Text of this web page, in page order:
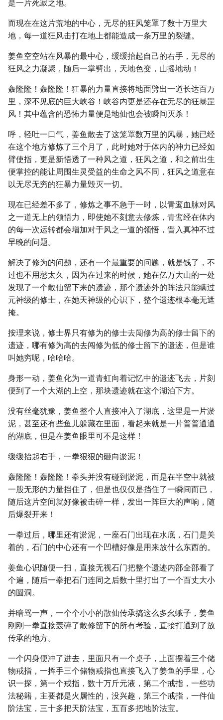
是一片死寂之地。
而现在在这片荒地的中心，无尽的狂风笼罩了数十万里大
地，每一道狂风击打在地上都能造成一条万里的裂缝。
姜鱼空空站在风暴的最中心，缓缓抬起自己的右手，无尽的
狂风之力凝聚，随后一掌劈出，天地色变，山摇地动！
轰隆隆！轰隆隆！狂暴的力量直接将地面劈出一道长达百万
里，深不见底的巨大峡谷！峡谷内更是还存在无尽的狂暴罡
风！其中蕴含的恐怖力量便是地仙也会被瞬间灭杀！
呼，轻吐一口气，姜鱼散去了这笼罩数万里的风暴，她已经
在这个地方修炼了三个月了，此时她对于体内的神力已经如
臂使指，更是新悟透了一种风之道，狂风之道，和之前出生
便掌控的能让周围生灵受益的生命之风不同，狂风之道意在
以无尽无穷的狂暴力量毁灭一切。
现在已经差不多了，修炼之事不急于一时，以青鸾血脉对风
之一道无上的领悟力，即使她不刻意去修炼，青鸾经在体内
的每一次运转都会增加对于风之一道的领悟，晋入真神不过
早晚的问题。
解决了修为的问题，还有一个最重要的问题，就是钱了，不
过也不用愁太久，因为在过来的时候，她在亿万大山的一处
发现了一个散仙留下来的遗迹，那个遗迹外的阵法只能瞒过
元神级的修士，在她天神级的心识下，整个遗迹根本毫无遮
掩。
按理来说，修士界只有修为的修士去闯修为高的修士留下的
遗迹，哪有修为高的去闯修为低的修士留下的遗迹，但是谁
叫她穷呢，哈哈哈。
身形一动，姜鱼化为一道青虹向着记忆中的遗迹飞去，片刻
便到了一个大湖的上空，那块遗迹就在这个湖泊下方。
没有丝毫犹豫，姜鱼整个人直接冲入了湖底，这里是一片淤
泥，甚至还有些鱼儿躲藏在里面，看起来就是一片普普通通
的湖底，但是在姜鱼眼里可不是这样！
缓缓抬起右手，一拳狠狠的砸向淤泥！
轰隆隆！轰隆隆！拳头并没有碰到淤泥，而是在半空中就被
一股无形的力量挡住了，但是也仅仅是挡住了一瞬间而已，
随后这片空间就好像被击碎一样，发出一阵巨大的声响，随
后爆裂开来！
一拳过后，哪里还有淤泥，一座石门出现在水底，石门是关
着的，石门的中心还有一个凹槽好像是用来放什么东西的。
姜鱼心识随便一扫，直接无视石门把整个遗迹内部全部看了
个遍，随后一拳把石门连同之后数十里打出了一个百丈大小
的圆洞。
并暗骂一声，一个个小小的散仙传承搞这么多幺蛾子，姜鱼
刚刚一拳直接轰碎了散修留下的所有考验，直接打通到了放
传承的地方。
一个闪身便冲了进去，里面只有一个桌子，上面摆着三个储
物戒指，一挥手三个储物戒指也直接飞入了姜鱼的手里，心
识一探，第一个戒指，数十万斤元液，第二个戒指，一些功
法秘籍，主要都是火属性的，没兴趣，第三个戒指，一件仙
阶法宝，三十多把天阶法宝，五百多把地阶法宝。